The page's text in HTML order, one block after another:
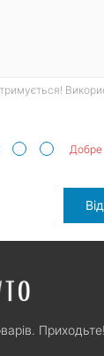
Добре